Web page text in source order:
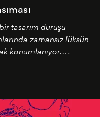
tasarım duruşu
zamansız lüksün
konumlanıyor.